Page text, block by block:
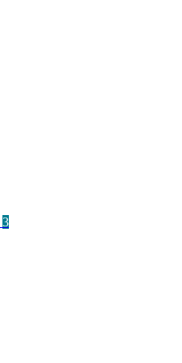
3